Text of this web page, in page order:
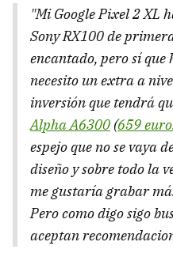
"Mi Google Pixel 2 XL
Sony RX100 de
encantado, pero sí que
necesito un extra a
inversión que tendrá
Alpha A6300 (659
espejo que no se vaya
diseño y sobre todo la
me gustaría grabar
Pero como digo sigo
aceptan